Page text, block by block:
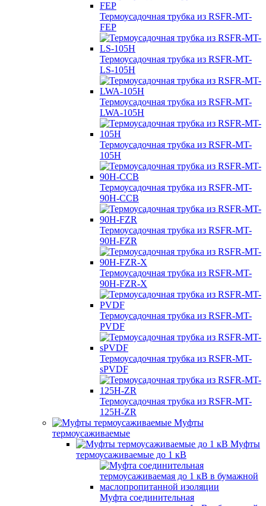
Термоусадочная трубка из RSFR-MT-
FEP
Термоусадочная трубка из RSFR-MT-
LS-105H
Термоусадочная трубка из RSFR-MT-
LWA-105H
Термоусадочная трубка из RSFR-MT-
105H
Термоусадочная трубка из RSFR-MT-
90H-CCB
Термоусадочная трубка из RSFR-MT-
90H-FZR
Термоусадочная трубка из RSFR-MT-
90H-FZR-X
Термоусадочная трубка из RSFR-MT-
PVDF
Термоусадочная трубка из RSFR-MT-
sPVDF
Термоусадочная трубка из RSFR-MT-
125H-ZR
Муфты
термоусаживаемые
Муфты
термоусаживаемые до 1 кВ
Муфта соединительная